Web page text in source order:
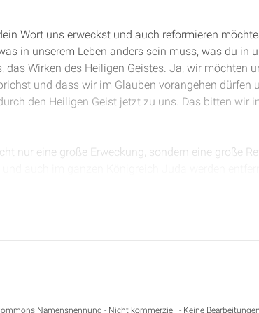
Wort uns erweckst und auch reformieren
in unserem Leben anders sein muss, was du in
Wirken des Heiligen Geistes. Ja, wir möchten
und dass wir im Glauben vorangehen dürfen
den Heiligen Geist jetzt zu uns. Das bitten wir
nur eine große Erweckung, sondern eine große
waren noch Überreste seines Götzendienstes
Namensnennung - Nicht kommerziell - Keine